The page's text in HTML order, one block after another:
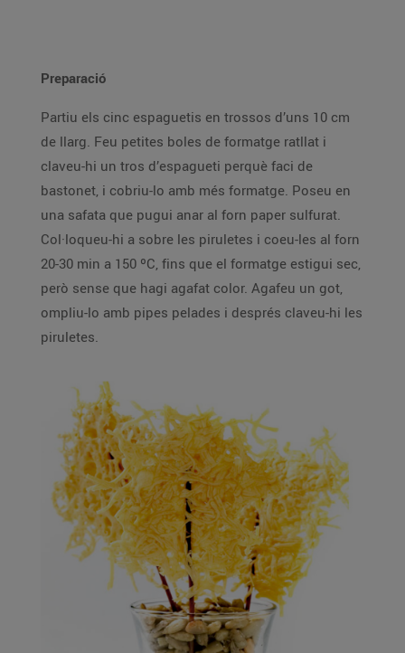
Preparació
Partiu els cinc espaguetis en trossos d’uns 10 cm
de llarg. Feu petites boles de formatge ratllat i
claveu-hi un tros d’espagueti perquè faci de
bastonet, i cobriu-lo amb més formatge. Poseu en
una safata que pugui anar al forn paper sulfurat.
Col·loqueu-hi a sobre les piruletes i coeu-les al forn
20-30 min a 150 ºC, fins que el formatge estigui sec,
però sense que hagi agafat color. Agafeu un got,
ompliu-lo amb pipes pelades i després claveu-hi les
piruletes.